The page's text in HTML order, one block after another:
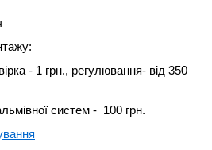
- 1 грн., регулювання- від 350
систем - 100 грн.